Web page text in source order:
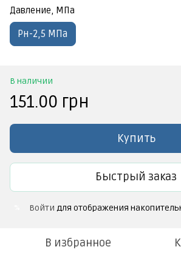
Давление, МПа
Рн-2,5 МПа
В наличии
151.00 грн
Купить
Быстрый заказ
Войти для отображения
В избранное